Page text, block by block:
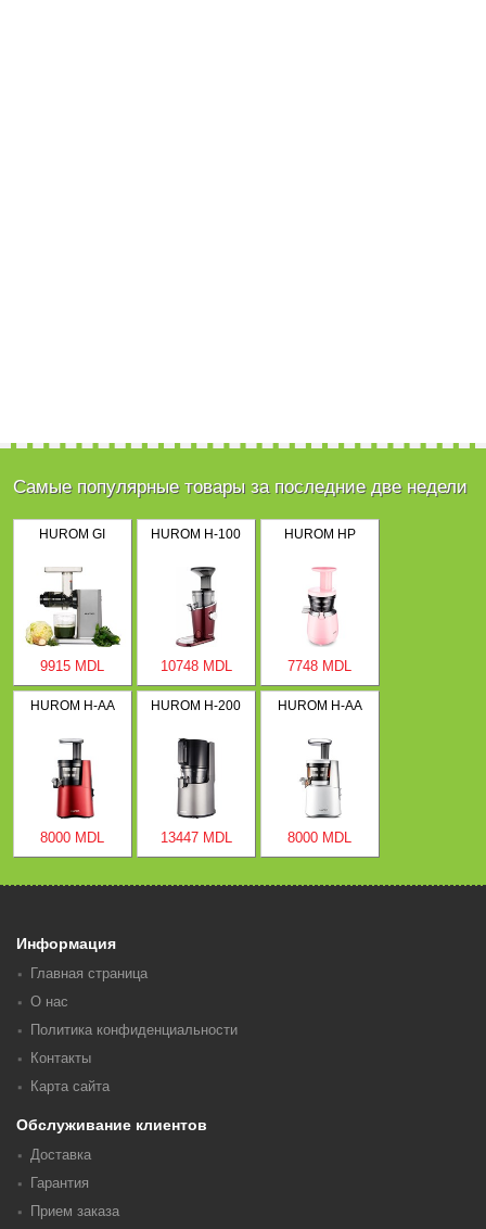
Самые популярные товары за последние две недели
HUROM GI
9915 MDL
HUROM H-100
10748 MDL
HUROM HP
7748 MDL
HUROM H-AA
8000 MDL
HUROM H-200
13447 MDL
HUROM H-AA
8000 MDL
Информация
Главная страница
О нас
Политика конфиденциальности
Контакты
Карта сайта
Обслуживание клиентов
Доставка
Гарантия
Прием заказа